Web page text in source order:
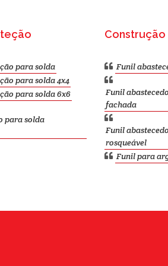
para solda
para solda 4x4
para solda 6x6
para solda
Construção
Funil
Funil
fachada
Funil
rosqueável
Funil para